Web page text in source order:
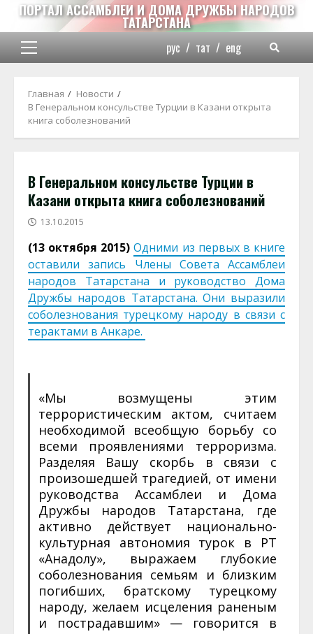
Перейти
содержимому
ПОРТАЛ АССАМБЛЕИ И ДОМА ДРУЖБЫ НАРОДОВ
ТАТАРСТАНА
Основное
рус / тат / eng
Главная
Новости
В Генеральном консульстве Турции в Казани открыта
книга соболезнований
В Генеральном консульстве Турции в
Казани открыта книга соболезнований
13.10.2015
(13 октября 2015) Одними из первых в книге
оставили запись Члены Совета Ассамблеи
народов Татарстана и руководство Дома
Дружбы народов Татарстана. Они выразили
соболезнования турецкому народу в связи с
терактами в Анкаре.
«Мы возмущены этим
террористическим актом, считаем
необходимой всеобщую борьбу со
всеми проявлениями терроризма.
Разделяя Вашу скорбь в связи с
произошедшей трагедией, от имени
руководства Ассамблеи и Дома
Дружбы народов Татарстана, где
активно действует национально-
культурная автономия турок в РТ
«Анадолу», выражаем глубокие
соболезнования семьям и близким
погибших, братскому турецкому
народу, желаем исцеления раненым
и пострадавшим» — говорится в